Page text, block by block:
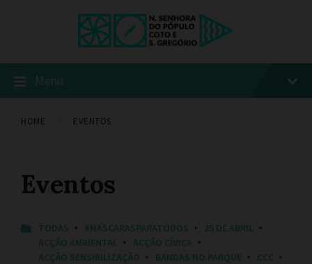
Menu
HOME EVENTOS
Eventos
C
TODAS #MÁSCARASPARATODOS
25 DE ABRIL
ACÇÃO AMBIENTAL
ACÇÃO CÍVICA
ACÇÃO SENSIBILIZAÇÃO
BANDAS NO PARQUE
CCC